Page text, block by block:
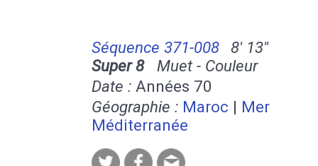
Séquence 371-008
8' 13''
Super 8Muet - Couleur
Date : Années 70
Géographie : Maroc | Mer
Méditerranée